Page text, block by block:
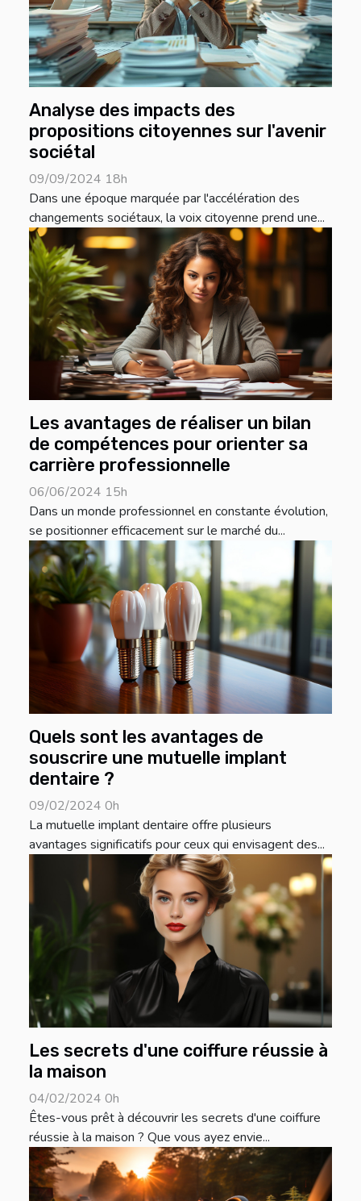
Analyse des impacts des
propositions citoyennes sur l'avenir
sociétal
09/09/2024 18h
Dans une époque marquée par l'accélération des
changements sociétaux, la voix citoyenne prend une...
Les avantages de réaliser un bilan
de compétences pour orienter sa
carrière professionnelle
06/06/2024 15h
Dans un monde professionnel en constante évolution,
se positionner efficacement sur le marché du...
Quels sont les avantages de
souscrire une mutuelle implant
dentaire ?
09/02/2024 0h
La mutuelle implant dentaire offre plusieurs
avantages significatifs pour ceux qui envisagent des...
Les secrets d'une coiffure réussie à
la maison
04/02/2024 0h
Êtes-vous prêt à découvrir les secrets d'une coiffure
réussie à la maison ? Que vous ayez envie...